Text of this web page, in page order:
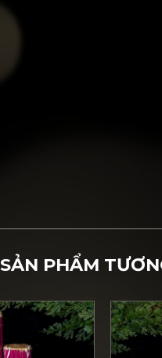
SẢN PHẨM